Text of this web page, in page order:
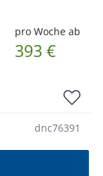
pro Woche ab
393 €
dnc76391